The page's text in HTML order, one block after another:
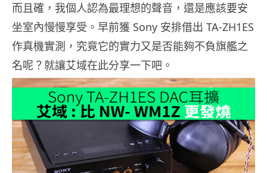
而且確，我個人認為最理想的聲音，還是應該要安
坐室內慢慢享受。早前獲 Sony 安排借出 TA-ZH1ES
作真機實測，究竟它的實力又是否能夠不負旗艦之
名呢？就讓艾域在此分享一下吧。